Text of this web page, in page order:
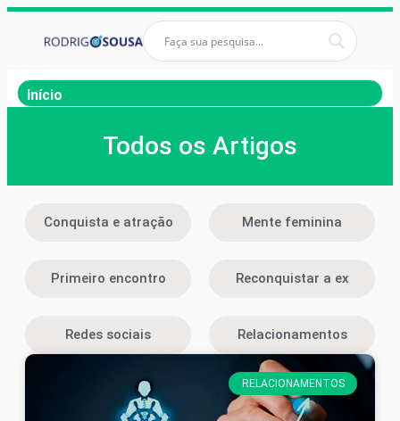
Início
Todos os Artigos
Conquista e atração Mente feminina
Primeiro encontro Reconquistar a ex
Redes sociais Relacionamentos
RELACIONAMENTOS